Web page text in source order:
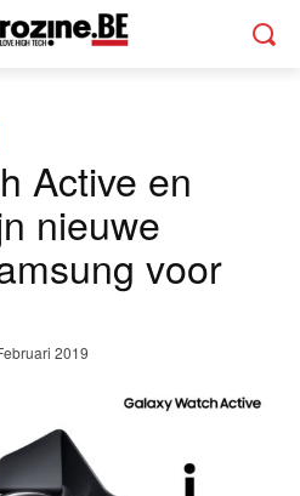
Active en
nieuwe
voor
2019